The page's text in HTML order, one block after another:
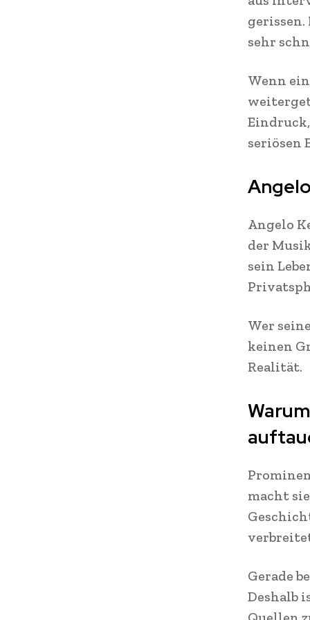
sehr
Wenn
seriösen
Angelo
der
sein
Wer
keinen
Realität.
macht
Gerade
Deshalb